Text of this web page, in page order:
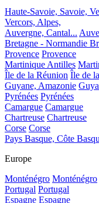
Haute-Savoie, Savoie,
Vercors, Alpes,
Auvergne, Cantal...
Bretagne - Normandie
Provence Provence
Martinique Antilles
Île de la Réunion Île de
Guyane, Amazonie
Pyrénées Pyrénées
Camargue Camargue
Chartreuse Chartreuse
Corse Corse
Pays Basque, Côte
Europe
Monténégro Monténégro
Portugal Portugal
Espagne Espagne